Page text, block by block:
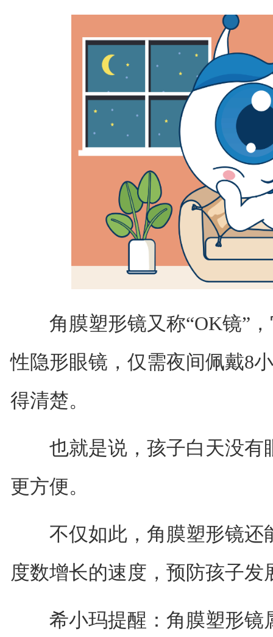
角膜塑形镜又称“OK镜”，
性隐形眼镜，仅需夜间佩戴8
得清楚。
也就是说，孩子白天没有
更方便。
不仅如此，角膜塑形镜还
度数增长的速度，预防孩子发
希小玛提醒：角膜塑形镜